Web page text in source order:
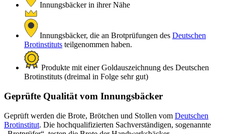
Innungsbäcker in ihrer Nähe
Innungsbäcker, die an Brotprüfungen des Deutschen
Brotinstituts teilgenommen haben.
Produkte mit einer Goldauszeichnung des Deutschen
Brotinstituts (dreimal in Folge sehr gut)
Geprüfte Qualität vom Innungsbäcker
Geprüft werden die Brote, Brötchen und Stollen vom Deutschen
Brotinstitut. Die hochqualifizierten Sachverständigen, sogenannte